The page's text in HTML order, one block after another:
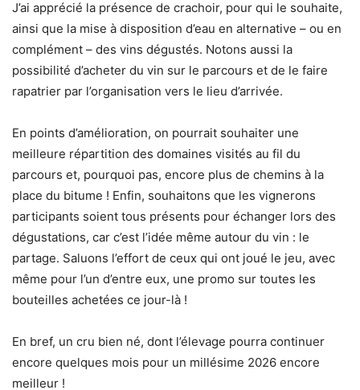
J’ai apprécié la présence de crachoir, pour qui le souhaite,
ainsi que la mise à disposition d’eau en alternative – ou en
complément – des vins dégustés. Notons aussi la
possibilité d’acheter du vin sur le parcours et de le faire
rapatrier par l’organisation vers le lieu d’arrivée.
En points d’amélioration, on pourrait souhaiter une
meilleure répartition des domaines visités au fil du
parcours et, pourquoi pas, encore plus de chemins à la
place du bitume ! Enfin, souhaitons que les vignerons
participants soient tous présents pour échanger lors des
dégustations, car c’est l’idée même autour du vin : le
partage. Saluons l’effort de ceux qui ont joué le jeu, avec
même pour l’un d’entre eux, une promo sur toutes les
bouteilles achetées ce jour-là !
En bref, un cru bien né, dont l’élevage pourra continuer
encore quelques mois pour un millésime 2026 encore
meilleur !